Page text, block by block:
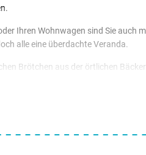
Ihren Wohnwagen sind Sie auch
alle eine überdachte Veranda.
Brötchen aus der örtlichen